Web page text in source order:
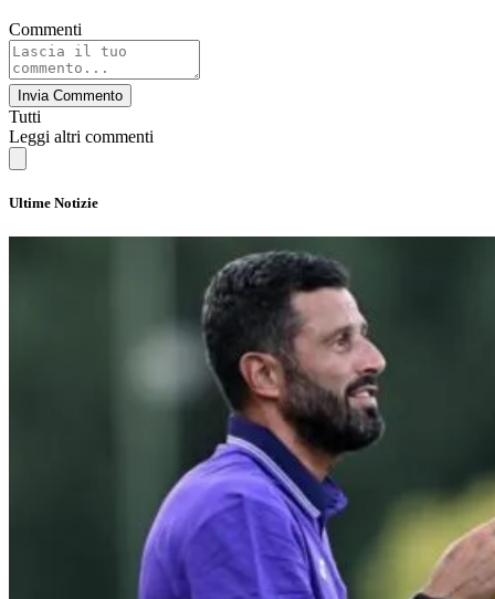
Commenti
Invia Commento
Tutti
Leggi altri commenti
Ultime Notizie